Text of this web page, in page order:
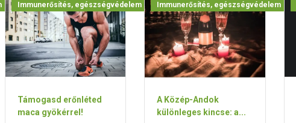
SZEMLÉLETE ALAPJÁN
Immunerősítés, egészségvédelem
Támogasd erőnléted
maca gyökérrel!
Immunerősítés, egészségvédelem
A Közép-Andok
különleges kincse: a...